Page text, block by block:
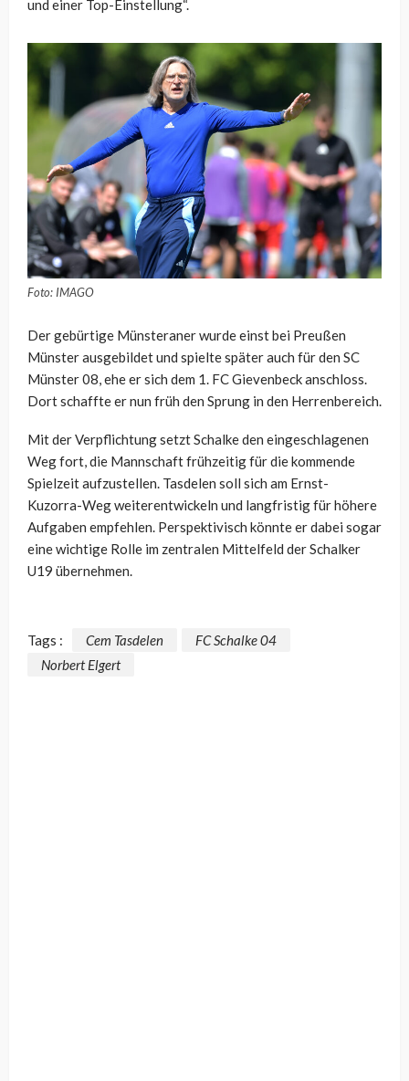
und einer Top-Einstellung“.
Foto: IMAGO
Der gebürtige Münsteraner wurde einst bei Preußen
Münster ausgebildet und spielte später auch für den SC
Münster 08, ehe er sich dem 1. FC Gievenbeck anschloss.
Dort schaffte er nun früh den Sprung in den Herrenbereich.
Mit der Verpflichtung setzt Schalke den eingeschlagenen
Weg fort, die Mannschaft frühzeitig für die kommende
Spielzeit aufzustellen. Tasdelen soll sich am Ernst-
Kuzorra-Weg weiterentwickeln und langfristig für höhere
Aufgaben empfehlen. Perspektivisch könnte er dabei sogar
eine wichtige Rolle im zentralen Mittelfeld der Schalker
U19 übernehmen.
Tags : Cem Tasdelen
FC Schalke 04
Norbert Elgert